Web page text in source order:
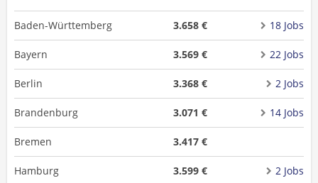
Baden-Württemberg 3.658 € 18 Jobs
Bayern 3.569 € 22 Jobs
Berlin 3.368 € 2 Jobs
Brandenburg 3.071 € 14 Jobs
Bremen 3.417 €
Hamburg 3.599 € 2 Jobs